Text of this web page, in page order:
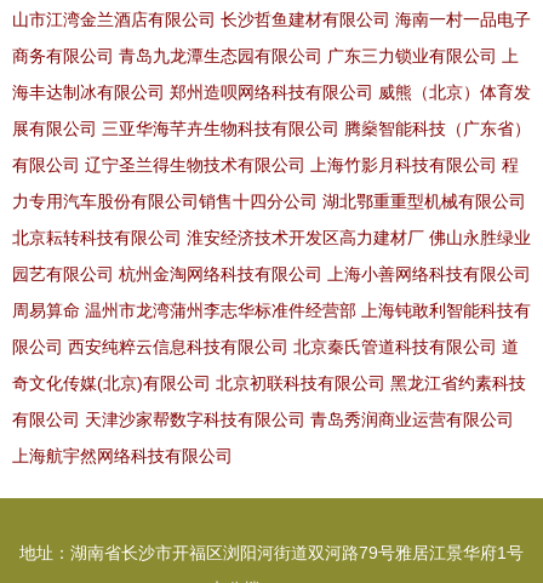
山市江湾金兰酒店有限公司 长沙哲鱼建材有限公司 海南一村一品电子
商务有限公司 青岛九龙潭生态园有限公司 广东三力锁业有限公司
上
海丰达制冰有限公司 郑州造呗网络科技有限公司 威熊（北京）体育发
展有限公司 三亚华海芊卉生物科技有限公司 腾燊智能科技（广东省）
有限公司 辽宁圣兰得生物技术有限公司 上海竹影月科技有限公司 程
力专用汽车股份有限公司销售十四分公司 湖北鄂重重型机械有限公司
北京耘转科技有限公司 淮安经济技术开发区高力建材厂 佛山永胜绿业
园艺有限公司 杭州金淘网络科技有限公司
上海小善网络科技有限公司
周易算命 温州市龙湾蒲州李志华标准件经营部
上海钝敢利智能科技有
限公司 西安纯粹云信息科技有限公司 北京秦氏管道科技有限公司 道
奇文化传媒(北京)有限公司 北京初联科技有限公司 黑龙江省约素科技
有限公司 天津沙家帮数字科技有限公司 青岛秀润商业运营有限公司
上海航宇然网络科技有限公司
地址：湖南省长沙市开福区浏阳河街道双河路79号雅居江景华府1号